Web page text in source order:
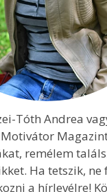
Tóth Andrea
remélem
Ha tetszik, ne
a hírlevélre!